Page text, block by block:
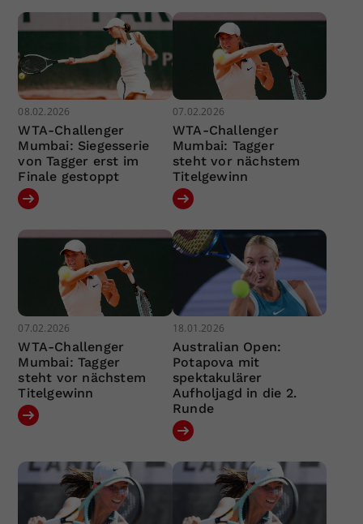
08.02.2026
WTA-Challenger
Mumbai: Siegesserie
von Tagger erst im
Finale gestoppt
07.02.2026
WTA-Challenger
Mumbai: Tagger
steht vor nächstem
Titelgewinn
07.02.2026
WTA-Challenger
Mumbai: Tagger
steht vor nächstem
Titelgewinn
18.01.2026
Australian Open:
Potapova mit
spektakulärer
Aufholjagd in die 2.
Runde